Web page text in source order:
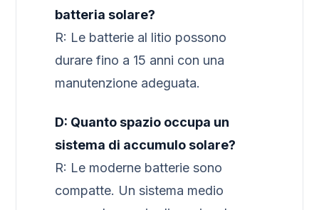
batteria solare?
R: Le batterie al litio possono
durare fino a 15 anni con una
manutenzione adeguata.
D: Quanto spazio occupa un
sistema di accumulo solare?
R: Le moderne batterie sono
compatte. Un sistema medio